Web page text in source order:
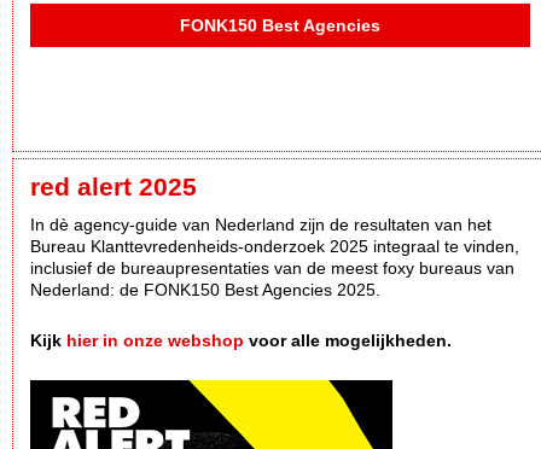
FONK150 Best Agencies
red alert 2025
In dè agency-guide van Nederland zijn de resultaten van het
Bureau Klanttevredenheids-onderzoek 2025 integraal te vinden,
inclusief de bureaupresentaties van de meest foxy bureaus van
Nederland: de FONK150 Best Agencies 2025.
Kijk hier in onze webshop voor alle mogelijkheden.